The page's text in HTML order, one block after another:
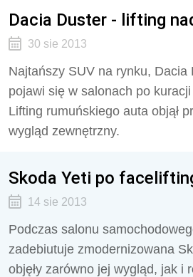
Dacia Duster - lifting
30 sie 2013
Najtańszy SUV na rynku, Dacia
pojawi się w salonach po kuracji
Lifting rumuńskiego auta objął
wygląd zewnętrzny.
Skoda Yeti po
14 sie 2013
Podczas salonu
zadebiutuje zmodernizowana
objęły zarówno jej wygląd, jak i